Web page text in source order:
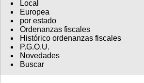
Local
Europea
por estado
Ordenanzas fiscales
Histórico ordenanzas fiscales
P.G.O.U.
Novedades
Buscar